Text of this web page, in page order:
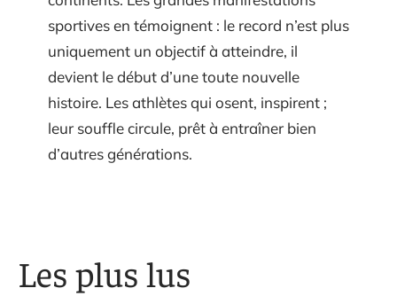
sportives en témoignent : le record n’est plus
uniquement un objectif à atteindre, il
devient le début d’une toute nouvelle
histoire. Les athlètes qui osent, inspirent ;
leur souffle circule, prêt à entraîner bien
d’autres générations.
Les plus lus